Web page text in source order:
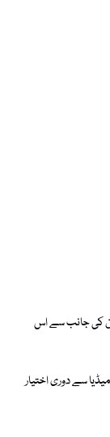
کی جانب سے اس
سے دوری اختیار